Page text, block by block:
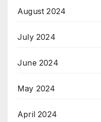
August 2024
July 2024
June 2024
May 2024
April 2024